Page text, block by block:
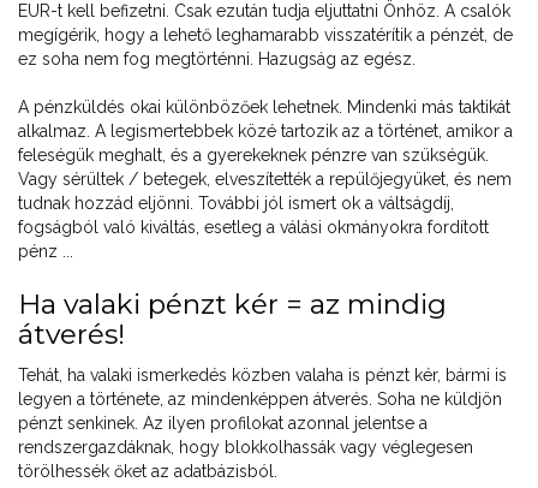
EUR-t kell befizetni. Csak ezután tudja eljuttatni Önhöz. A csalók
megígérik, hogy a lehető leghamarabb visszatérítik a pénzét, de
ez soha nem fog megtörténni. Hazugság az egész.
A pénzküldés okai különbözőek lehetnek. Mindenki más taktikát
alkalmaz. A legismertebbek közé tartozik az a történet, amikor a
feleségük meghalt, és a gyerekeknek pénzre van szükségük.
Vagy sérültek / betegek, elveszítették a repülőjegyüket, és nem
tudnak hozzád eljönni. További jól ismert ok a váltságdíj,
fogságból való kiváltás, esetleg a válási okmányokra fordított
pénz ...
Ha valaki pénzt kér = az mindig
átverés!
Tehát, ha valaki ismerkedés közben valaha is pénzt kér, bármi is
legyen a története, az mindenképpen átverés. Soha ne küldjön
pénzt senkinek. Az ilyen profilokat azonnal jelentse a
rendszergazdáknak, hogy blokkolhassák vagy véglegesen
törölhessék őket az adatbázisból.